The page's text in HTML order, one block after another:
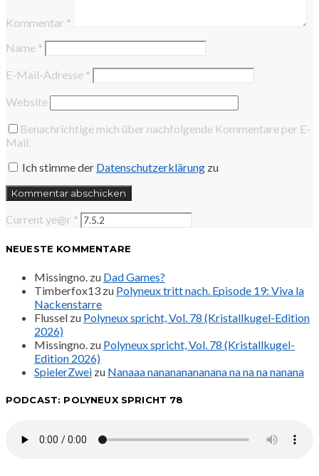
Kommentar *
Name *
E-Mail-Adresse *
Website
Benachrichtige mich über nachfolgende Kommentare per E-
Mail.
Ich stimme der Datenschutzerklärung zu
Current ye@r *
NEUESTE KOMMENTARE
Missingno. zu Dad Games?
Timberfox13 zu Polyneux tritt nach. Episode 19: Viva la
Nackenstarre
Flussel zu Polyneux spricht, Vol. 78 (Kristallkugel-Edition
2026)
Missingno. zu Polyneux spricht, Vol. 78 (Kristallkugel-
Edition 2026)
SpielerZwei zu Nanaaa nanananananana na na na nanana
PODCAST: POLYNEUX SPRICHT 78